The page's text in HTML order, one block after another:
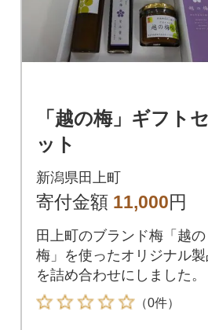
「越の梅」ギフトセ
ット
新潟県田上町
寄付金額 11,000円
田上町のブランド梅「越の
梅」を使ったオリジナル製
を詰め合わせにしました。
（0件）